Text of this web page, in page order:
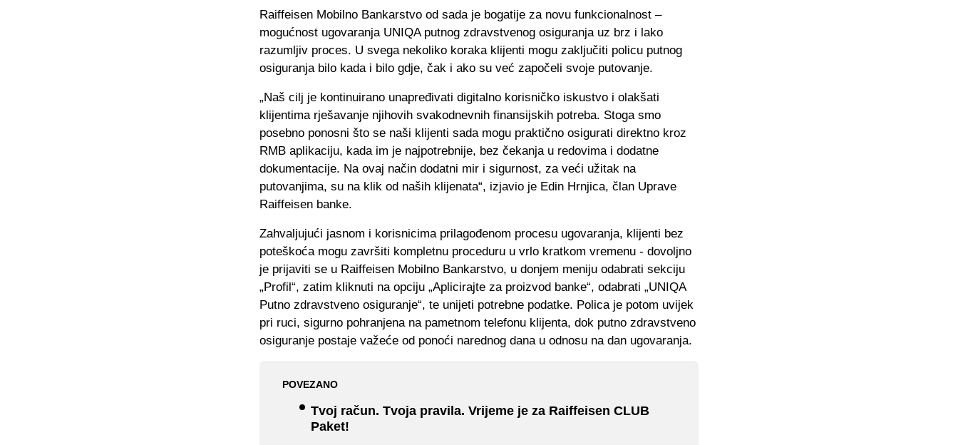
Raiffeisen Mobilno Bankarstvo od sada je bogatije za novu funkcionalnost –
mogućnost ugovaranja UNIQA putnog zdravstvenog osiguranja uz brz i lako
razumljiv proces. U svega nekoliko koraka klijenti mogu zaključiti policu putnog
osiguranja bilo kada i bilo gdje, čak i ako su već započeli svoje putovanje.
„Naš cilj je kontinuirano unapređivati digitalno korisničko iskustvo i olakšati
klijentima rješavanje njihovih svakodnevnih finansijskih potreba. Stoga smo
posebno ponosni što se naši klijenti sada mogu praktično osigurati direktno kroz
RMB aplikaciju, kada im je najpotrebnije, bez čekanja u redovima i dodatne
dokumentacije. Na ovaj način dodatni mir i sigurnost, za veći užitak na
putovanjima, su na klik od naših klijenata“, izjavio je Edin Hrnjica, član Uprave
Raiffeisen banke.
Zahvaljujući jasnom i korisnicima prilagođenom procesu ugovaranja, klijenti bez
poteškoća mogu završiti kompletnu proceduru u vrlo kratkom vremenu - dovoljno
je prijaviti se u Raiffeisen Mobilno Bankarstvo, u donjem meniju odabrati sekciju
„Profil“, zatim kliknuti na opciju „Aplicirajte za proizvod banke“, odabrati „UNIQA
Putno zdravstveno osiguranje“, te unijeti potrebne podatke. Polica je potom uvijek
pri ruci, sigurno pohranjena na pametnom telefonu klijenta, dok putno zdravstveno
osiguranje postaje važeće od ponoći narednog dana u odnosu na dan ugovaranja.
POVEZANO
Tvoj račun. Tvoja pravila. Vrijeme je za Raiffeisen CLUB
Paket!